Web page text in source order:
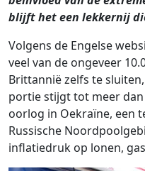
blijft het een lekkernij
Volgens de Engelse
veel van de ongeveer
Brittannië zelfs te
portie stijgt tot meer
oorlog in Oekraïne, een
Russische
inflatiedruk op lonen,